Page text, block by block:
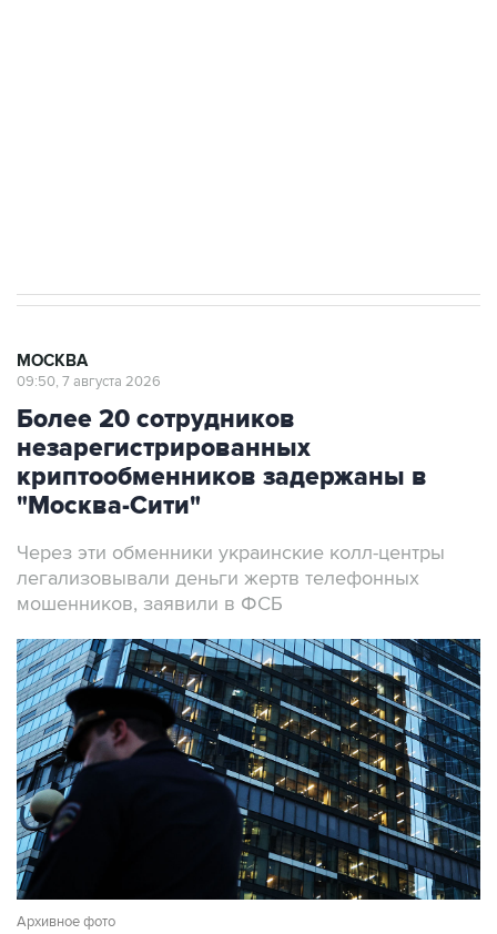
МОСКВА
09:50, 7 августа 2026
Более 20 сотрудников
незарегистрированных
криптообменников задержаны в
"Москва-Сити"
Через эти обменники украинские колл-центры
легализовывали деньги жертв телефонных
мошенников, заявили в ФСБ
Архивное фото